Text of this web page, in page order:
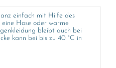
einfach mit Hilfe des
Hose oder warme
bleibt auch bei
kann bei bis zu 40 °C in